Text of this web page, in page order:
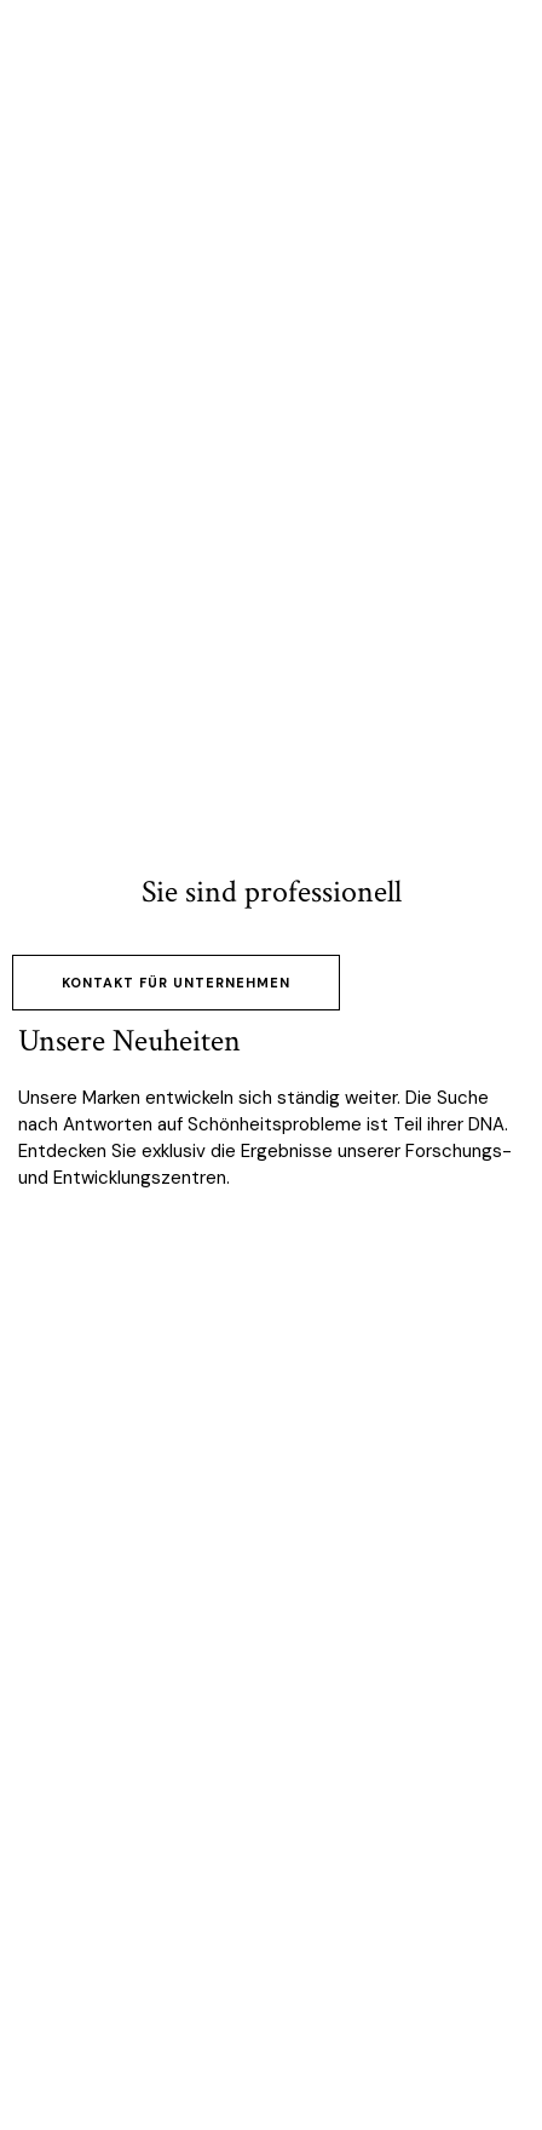
Sie sind professionell
KONTAKT FÜR UNTERNEHMEN
Unsere Neuheiten
Unsere Marken entwickeln sich ständig weiter. Die Suche
nach Antworten auf Schönheitsprobleme ist Teil ihrer DNA.
Entdecken Sie exklusiv die Ergebnisse unserer Forschungs-
und Entwicklungszentren.